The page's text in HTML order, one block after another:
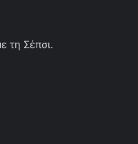
τη Σέπσι.